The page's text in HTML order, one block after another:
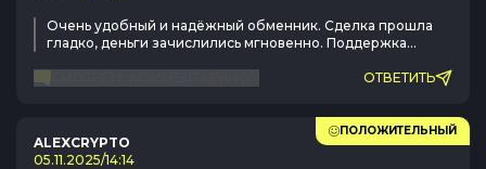
Очень удобный и надёжный обменник. Сделка прошла
гладко, деньги зачислились мгновенно. Поддержка
ОТВЕТИТЬ
ПОЛОЖИТЕЛЬНЫЙ
ALEXCRYPTO
05.11.2025/14:14